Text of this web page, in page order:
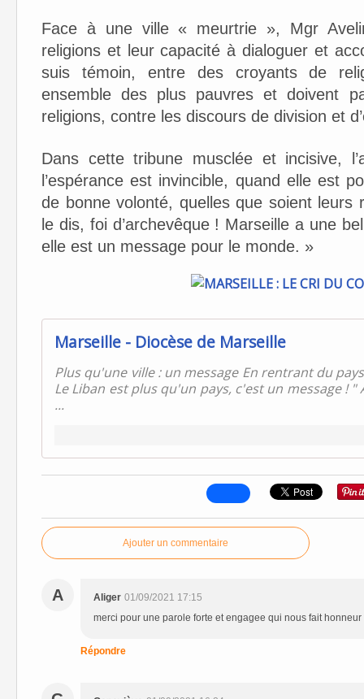
Face à une ville « meurtrie », Mgr
religions et leur capacité à dialoguer et
suis témoin, entre des croyants de
ensemble des plus pauvres et doivent
religions, contre les discours de division et
Dans cette tribune musclée et incisive,
l’espérance est invincible, quand elle est
de bonne volonté, quelles que soient
le dis, foi d’archevêque ! Marseille a une
elle est un message pour le monde. »
Marseille - Diocèse de Marseille
Plus qu'une ville : un message En rentrant du
Le Liban est plus qu'un pays, c'est un message !
...
Ajouter un commentaire
A Aliger 01/09/2021 17:15
merci pour une parole forte et engagee qui nous fait
Répondre